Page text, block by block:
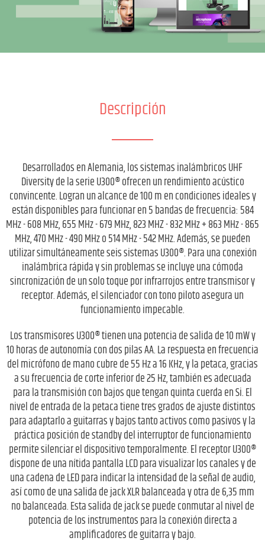
Descripción
Desarrollados en Alemania, los sistemas inalámbricos UHF
Diversity de la serie U300® ofrecen un rendimiento acústico
convincente. Logran un alcance de 100 m en condiciones ideales y
están disponibles para funcionar en 5 bandas de frecuencia: 584
MHz - 608 MHz, 655 MHz - 679 MHz, 823 MHZ - 832 MHz + 863 MHz - 865
MHz, 470 MHz - 490 MHz o 514 MHz - 542 MHz. Además, se pueden
utilizar simultáneamente seis sistemas U300®. Para una conexión
inalámbrica rápida y sin problemas se incluye una cómoda
sincronización de un solo toque por infrarrojos entre transmisor y
receptor. Además, el silenciador con tono piloto asegura un
funcionamiento impecable.
Los transmisores U300® tienen una potencia de salida de 10 mW y
10 horas de autonomía con dos pilas AA. La respuesta en frecuencia
del micrófono de mano cubre de 55 Hz a 16 KHz, y la petaca, gracias
a su frecuencia de corte inferior de 25 Hz, también es adecuada
para la transmisión con bajos que tengan quinta cuerda en Si. El
nivel de entrada de la petaca tiene tres grados de ajuste distintos
para adaptarlo a guitarras y bajos tanto activos como pasivos y la
práctica posición de standby del interruptor de funcionamiento
permite silenciar el dispositivo temporalmente. El receptor U300®
dispone de una nítida pantalla LCD para visualizar los canales y de
una cadena de LED para indicar la intensidad de la señal de audio,
así como de una salida de jack XLR balanceada y otra de 6,35 mm
no balanceada. Esta salida de jack se puede conmutar al nivel de
potencia de los instrumentos para la conexión directa a
amplificadores de guitarra y bajo.